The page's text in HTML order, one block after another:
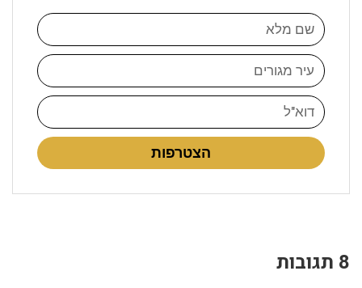
הצטרפות
8 תגובות